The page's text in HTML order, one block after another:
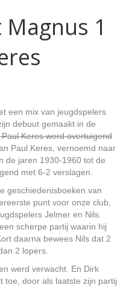
1
een mix van jeugdspelers
debuut gemaakt in de
Keres werd overtuigend
Paul Keres, vernoemd naar
de jaren 1930-1960 tot de
met 6-2 verslagen.
geschiedenisboeken van
punt voor onze club,
Jelmer en Nils.
scherpe partij waarin hij
daarna bewees Nils dat 2
2 lopers.
werd verwacht. En Dirk
toe, door als laatste zijn partij